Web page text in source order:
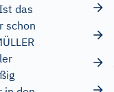
das
schon